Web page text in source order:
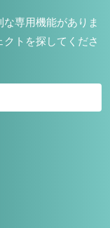
専用機能がありま
トを探してくださ